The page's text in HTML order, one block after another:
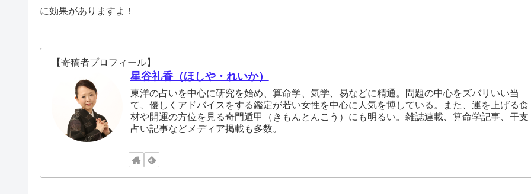
に効果がありますよ！
【寄稿者プロフィール】
星谷礼香（ほしや・れいか）
東洋の占いを中心に研究を始め、算命学、気学、易などに精通。問題の中心をズバリいい当
て、優しくアドバイスをする鑑定が若い女性を中心に人気を博している。また、運を上げる食
材や開運の方位を見る奇門遁甲（きもんとんこう）にも明るい。雑誌連載、算命学記事、干支
占い記事などメディア掲載も多数。